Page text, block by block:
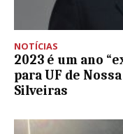
NOTÍCIAS
2023 é um ano
para UF de
Silveiras